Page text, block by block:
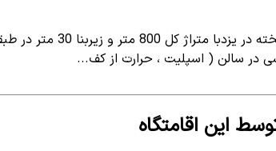
30 متر در طبقه اول با 12 پله قرار دارد
در سالن ( اسپلیت ، حرارت از کف...
این اقامتگاه